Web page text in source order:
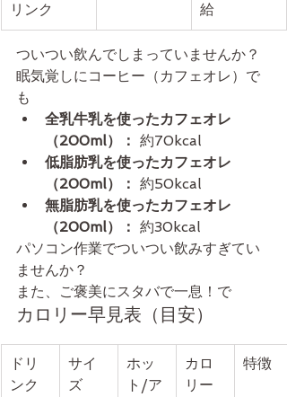
リンク
給
ついつい飲んでしまっていませんか？
眠気覚しにコーヒー（カフェオレ）で
も
全乳牛乳を使ったカフェオレ
（200ml）： 約70kcal
低脂肪乳を使ったカフェオレ
（200ml）： 約50kcal
無脂肪乳を使ったカフェオレ
（200ml）： 約30kcal
パソコン作業でついつい飲みすぎてい
ませんか？
また、ご褒美にスタバで一息！で
カロリー早見表（目安）
ドリ
ンク
サイ
ズ
ホッ
ト/ア
カロ
リー
特徴